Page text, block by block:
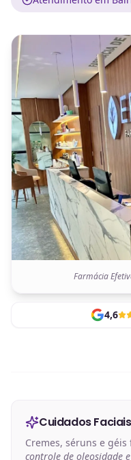
Farmácia
4,6
Cuidados Faciais
Cremes, séruns e
controle de oleosidade